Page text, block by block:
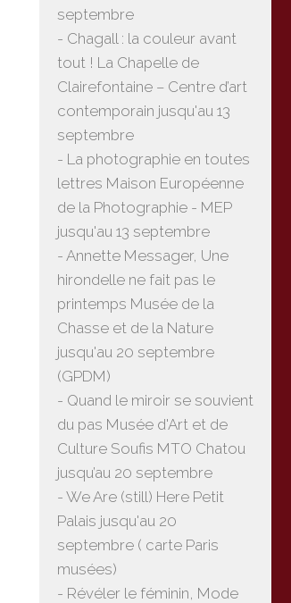
septembre
- Chagall : la couleur avant
tout ! La Chapelle de
Clairefontaine – Centre d’art
contemporain jusqu'au 13
septembre
- La photographie en toutes
lettres Maison Européenne
de la Photographie - MEP
jusqu'au 13 septembre
- Annette Messager, Une
hirondelle ne fait pas le
printemps Musée de la
Chasse et de la Nature
jusqu'au 20 septembre
(GPDM)
- Quand le miroir se souvient
du pas Musée d'Art et de
Culture Soufis MTO Chatou
jusqu’au 20 septembre
- We Are (still) Here Petit
Palais jusqu'au 20
septembre ( carte Paris
musées)
- Révéler le féminin, Mode